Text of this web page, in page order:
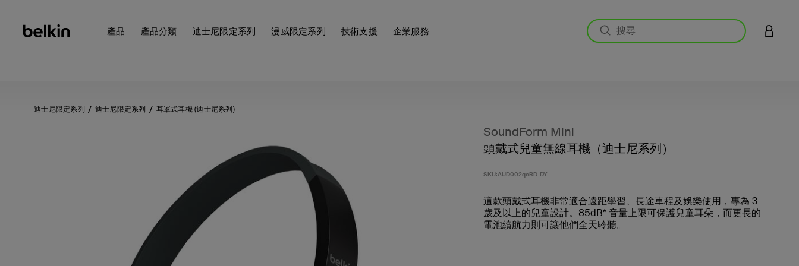
產品 產品分類 迪士尼限定系列 漫威限定系列 技術支援 企業服務 登入您
迪士尼限定系列 迪士尼限定系列 耳罩式耳機 (迪士尼系列)
SoundForm Mini
頭戴式兒童無線耳機（迪士尼系列）
SKU:AUD002qcRD-DY
這款頭戴式耳機非常適合遠距學習、長途車程及娛樂使用，專為 3
歲及以上的兒童設計。85dB* 音量上限可保護兒童耳朵，而更長的
電池續航力則可讓他們全天聆聽。